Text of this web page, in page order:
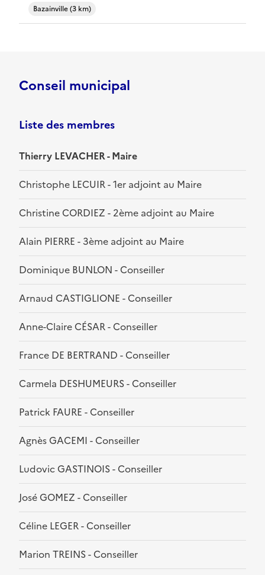
Bazainville (3 km)
Conseil municipal
Liste des membres
Thierry LEVACHER - Maire
Christophe LECUIR - 1er adjoint au Maire
Christine CORDIEZ - 2ème adjoint au Maire
Alain PIERRE - 3ème adjoint au Maire
Dominique BUNLON - Conseiller
Arnaud CASTIGLIONE - Conseiller
Anne-Claire CÉSAR - Conseiller
France DE BERTRAND - Conseiller
Carmela DESHUMEURS - Conseiller
Patrick FAURE - Conseiller
Agnès GACEMI - Conseiller
Ludovic GASTINOIS - Conseiller
José GOMEZ - Conseiller
Céline LEGER - Conseiller
Marion TREINS - Conseiller